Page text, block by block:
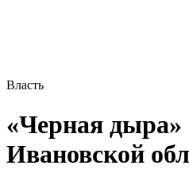
Власть
«Черная дыра»
Ивановской